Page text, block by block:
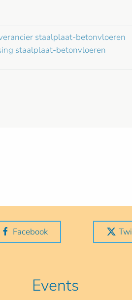
staalplaat-betonvloeren
staalplaat-betonvloeren
Facebook
Events